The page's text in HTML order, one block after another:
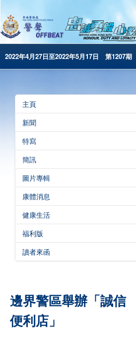
2022年4月27日至2022年5月17日 第1207期
昔日警聲
警務處主頁
简体版
English
電子書版
警聲特刊
主頁
新聞
特寫
簡訊
圖片專輯
康體消息
健康生活
福利版
讀者來函
邊界警區舉辦「誠信
便利店」